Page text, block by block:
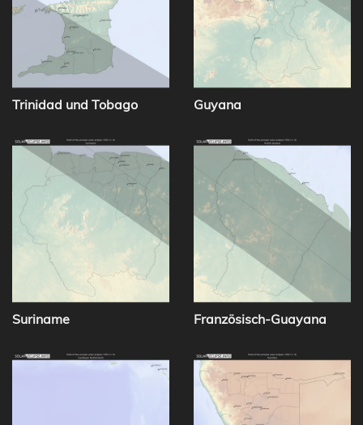
Trinidad und Tobago Guyana
Suriname Französisch-Guayana